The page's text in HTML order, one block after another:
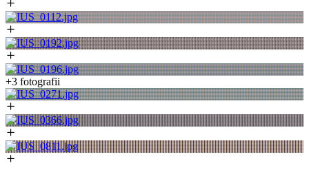
+3 fotografii